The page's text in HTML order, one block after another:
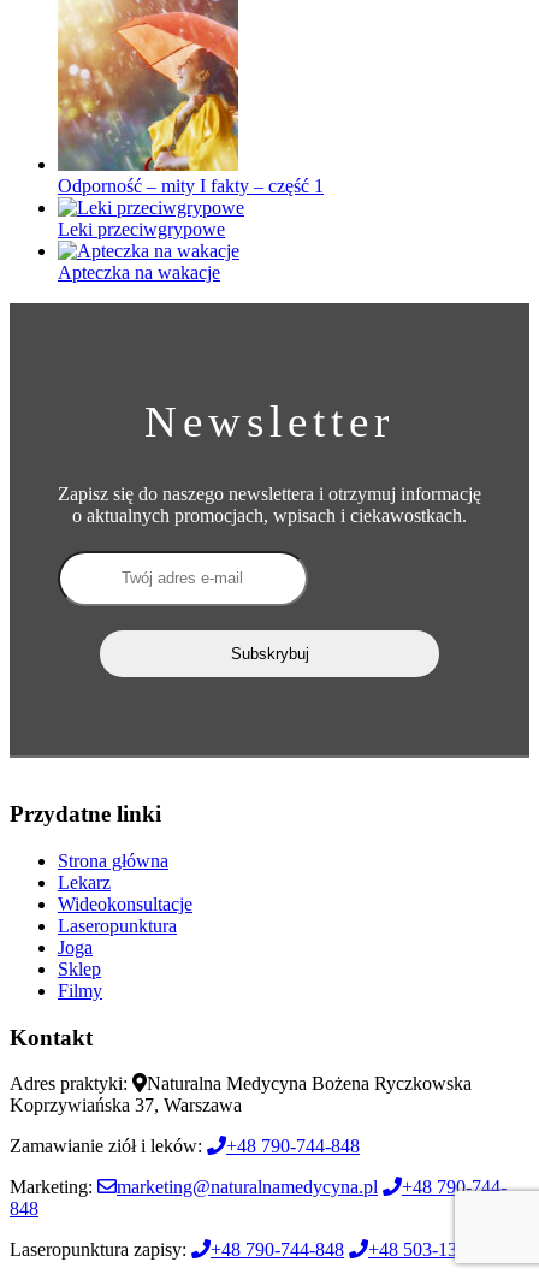
Odporność – mity I fakty – część 1
Leki przeciwgrypowe
Apteczka na wakacje
Newsletter
Zapisz się do naszego newslettera i otrzymuj informację
o aktualnych promocjach, wpisach i ciekawostkach.
Przydatne linki
Strona główna
Lekarz
Wideokonsultacje
Laseropunktura
Joga
Sklep
Filmy
Kontakt
Adres praktyki:
Naturalna Medycyna Bożena Ryczkowska
Koprzywiańska 37, Warszawa
Zamawianie ziół i leków:
+48 790-744-848
Marketing:
marketing@naturalnamedycyna.pl
+48 790-744-
848
Laseropunktura zapisy:
+48 790-744-848 +48 503-132-839